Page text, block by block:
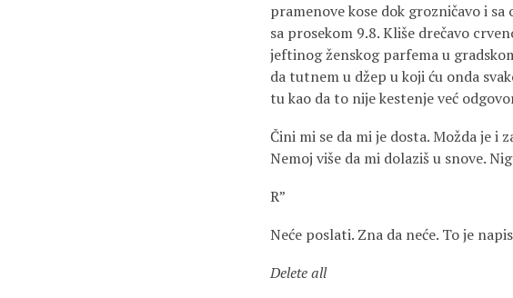
pramenove kose dok grozničavo i
sa prosekom 9.8. Kliše drečavo
jeftinog ženskog parfema u
da tutnem u džep u koji ću onda
tu kao da to nije kestenje već
Čini mi se da mi je dosta. Možda je i
Nemoj više da mi dolaziš u snove.
R”
Neće poslati. Zna da neće. To je
Delete all